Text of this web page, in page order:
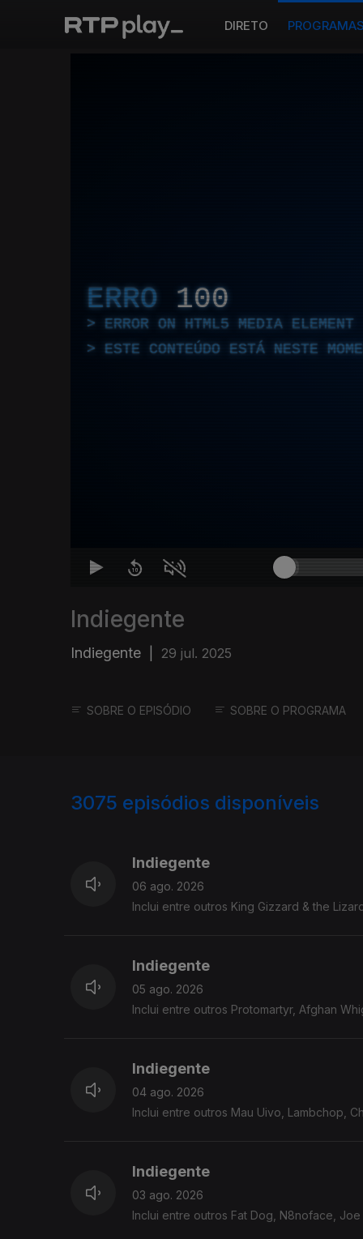
DIRETO PROGRAMAS
ERRO 100
ERROR ON HTML5 MEDIA ELEMENT
ESTE CONTEÚDO ESTÁ NESTE
Indiegente
Indiegente 29 jul. 2025
SOBRE O EPISÓDIO SOBRE O PROGRAMA
3075 episódios disponíveis
Indiegente
06 ago. 2026
Inclui entre outros King Gizzard & the
Indiegente
05 ago. 2026
Inclui entre outros Protomartyr, Afghan
Indiegente
04 ago. 2026
Inclui entre outros Mau Uivo, Lambchop,
Indiegente
03 ago. 2026
Inclui entre outros Fat Dog, N8noface,